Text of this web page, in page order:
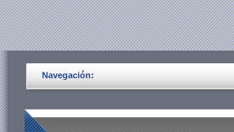
Navegación: